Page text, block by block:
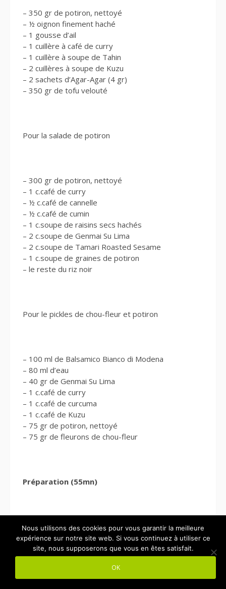
– 350 gr de potiron, nettoyé
– ½ oignon finement haché
– 1 gousse d’ail
– 1 cuillère à café de curry
– 1 cuillère à soupe de Tahin
– 2 cuillères à soupe de Kuzu
– 2 sachets d’Agar-Agar (4 gr)
– 350 gr de tofu velouté
Pour la salade de potiron
– 300 gr de potiron, nettoyé
– 1 c.café de curry
– ½ c.café de cannelle
– ½ c.café de cumin
– 1 c.soupe de raisins secs hachés
– 2 c.soupe de Genmai Su Lima
– 2 c.soupe de Tamari Roasted Sesame
– 1 c.soupe de graines de potiron
– le reste du riz noir
Pour le pickles de chou-fleur et potiron
– 100 ml de Balsamico Bianco di Modena
– 80 ml d’eau
– 40 gr de Genmai Su Lima
– 1 c.café de curry
– 1 c.café de curcuma
– 1 c.café de Kuzu
– 75 gr de potiron, nettoyé
– 75 gr de fleurons de chou-fleur
Préparation (55mn)
Cuire le riz noir
Faire mijoter l’échalote hachée avec la gousse d’ail
dans l’huile d’olive. Ajouter le riz et mouillez avec le
Nous utilisons des cookies pour vous garantir la meilleure
expérience sur notre site web. Si vous continuez à utiliser ce
site, nous supposerons que vous en êtes satisfait.
OK